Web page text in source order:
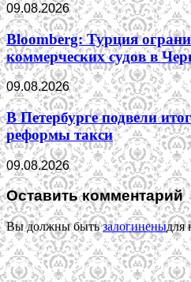
09.08.2026
Bloomberg: Турция
коммерческих судов в
09.08.2026
В Петербурге подвели
реформы такси
09.08.2026
Оставить комментарий
Вы должны бытьзалогиненыдля